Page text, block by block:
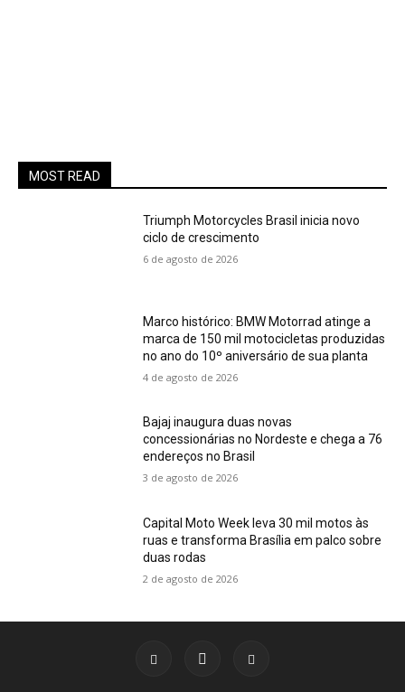
MOST READ
Triumph Motorcycles Brasil inicia novo
ciclo de crescimento
6 de agosto de 2026
Marco histórico: BMW Motorrad atinge a
marca de 150 mil motocicletas produzidas
no ano do 10º aniversário de sua planta
4 de agosto de 2026
Bajaj inaugura duas novas
concessionárias no Nordeste e chega a 76
endereços no Brasil
3 de agosto de 2026
Capital Moto Week leva 30 mil motos às
ruas e transforma Brasília em palco sobre
duas rodas
2 de agosto de 2026